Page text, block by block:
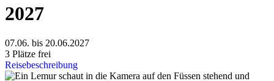
2027
07.06. bis 20.06.2027
3 Plätze frei
Reisebeschreibung